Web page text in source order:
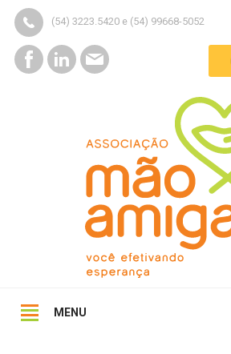
(54) 3223.5420 e (54) 99668-5052
MENU